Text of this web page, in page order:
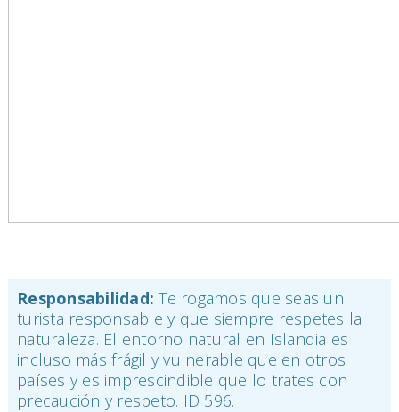
Responsabilidad: Te rogamos que seas un
turista responsable y que siempre respetes la
naturaleza. El entorno natural en Islandia es
incluso más frágil y vulnerable que en otros
países y es imprescindible que lo trates con
precaución y respeto. ID 596.